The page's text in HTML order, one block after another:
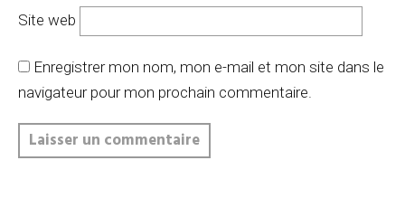
Site web
Enregistrer mon nom, mon e-mail et mon site dans le
navigateur pour mon prochain commentaire.